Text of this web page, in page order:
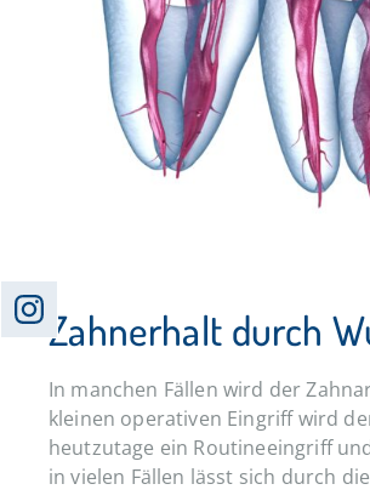
Zahnerhalt durch
In manchen Fällen wird der
kleinen operativen Eingriff wird
heutzutage ein Routineeingriff
in vielen Fällen lässt sich durch